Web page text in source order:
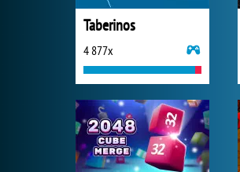
Taberinos
4 877x